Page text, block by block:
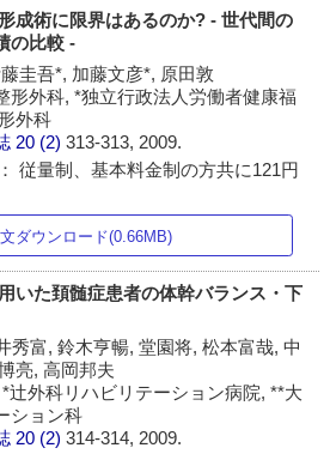
成術に限界はあるのか? - 世代間の
の比較 -
圭吾*, 加藤文彦*, 原田敦
形外科, *独立行政法人労働者健康福
外科
20 (2)313-313, 2009.
従量制、基本料金制の方共に121円
ダウンロード(0.66MB)
いた頚髄症患者の体幹バランス・下
秀富, 鈴木亨暢, 堂園将, 松本富哉, 中
亮, 高岡邦夫
辻外科リハビリテーション病院, **大
ション科
20 (2)314-314, 2009.